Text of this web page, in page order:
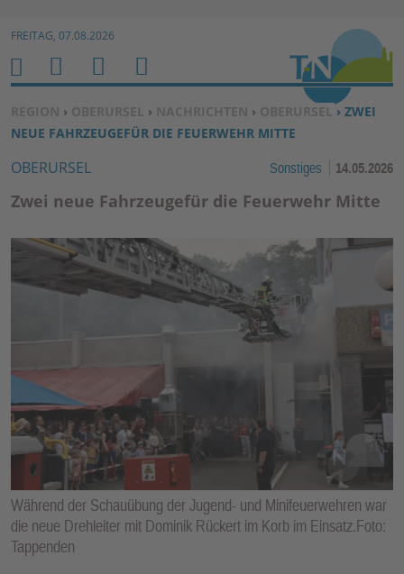
Zum Inhalt springen ↓
FREITAG, 07.08.2026
SIE BEFINDEN SICH HIER:
REGION › OBERURSEL › NACHRICHTEN › OBERURSEL › ZWEI
NEUE FAHRZEUGEFÜR DIE FEUERWEHR MITTE
OBERURSEL Sonstiges 14.05.2026
Zwei neue Fahrzeugefür die Feuerwehr Mitte
Während der Schauübung der Jugend- und Minifeuerwehren war
die neue Drehleiter mit Dominik Rückert im Korb im Einsatz.Foto:
Tappenden
H
O
M
E
M
E
N
U
S
U
C
N
B
E
N
Z
R
F
U
O
N
E
N